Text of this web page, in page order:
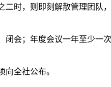
二时，则即刻解散管理团队，
闭会；年度会议一年至少一
向全社公布。